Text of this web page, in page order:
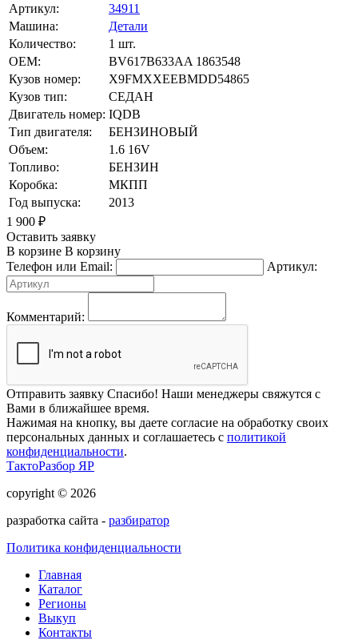
Артикул:
34911
Машина:
Детали
Количество:
1 шт.
OEM:
BV617B633AA 1863548
Кузов номер:
X9FMXXEEBMDD54865
Кузов тип:
СЕДАН
Двигатель номер: IQDB
Тип двигателя:
БЕНЗИНОВЫЙ
Объем:
1.6 16V
Топливо:
БЕНЗИН
Коробка:
МКПП
Год выпуска:
2013
1 900 ₽
Оставить заявку
В корзине В корзину
Телефон или Email:
Артикул:
Комментарий:
Отправить заявку Спасибо! Наши менеджеры свяжутся с
Вами в ближайшее время.
Нажимая на кнопку, вы даете согласие на обработку своих
персональных данных и соглашаетесь с политикой
конфиденциальности.
ТактоРазбор ЯР
copyright © 2026
разработка сайта - разбиратор
Политика конфиденциальности
Главная
Каталог
Регионы
Выкуп
Контакты